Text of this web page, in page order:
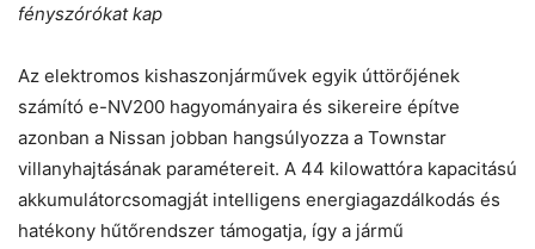
fényszórókat kap
Az elektromos kishaszonjárművek egyik úttörőjének
számító e-NV200 hagyományaira és sikereire építve
azonban a Nissan jobban hangsúlyozza a Townstar
villanyhajtásának paramétereit. A 44 kilowattóra kapacitású
akkumulátorcsomagját intelligens energiagazdálkodás és
hatékony hűtőrendszer támogatja, így a jármű